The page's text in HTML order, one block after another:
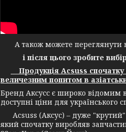
А також можете переглянути
і після цього зробите
Продукція Acsuss спочатку
величезним попитом в
Бренд Аксусс є широко відомим
доступні ціни для українського
Acsuss (Аксус) – дуже "крутий"
який спочатку виробляв